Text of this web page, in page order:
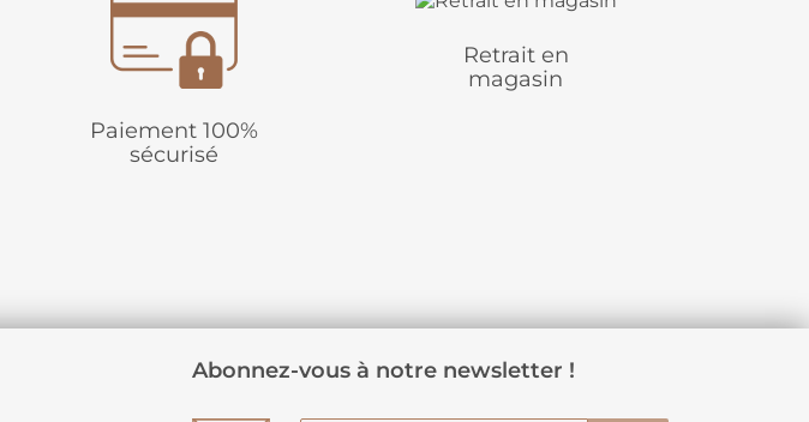
Paiement 100%
sécurisé
Retrait en
magasin
Abonnez-vous à notre newsletter !